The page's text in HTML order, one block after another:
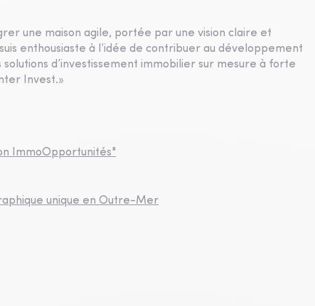
une maison agile, portée par une vision claire et
enthousiaste à l’idée de contribuer au développement
d’investissement immobilier sur mesure à forte
Invest.»
ImmoOpportunités"
unique en Outre-Mer